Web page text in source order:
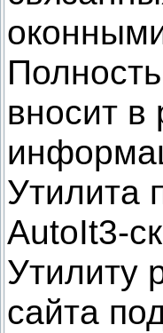
вносит
Утилита
AutoIt3-
Утилиту
сайта